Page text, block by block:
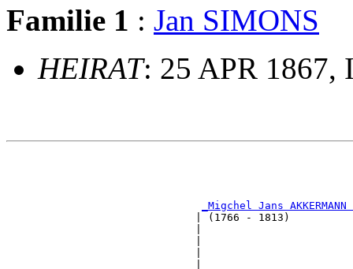
Familie 1 : Jan SIMONS
HEIRAT: 25 APR 1867,
_Migchel Jans AKKERMANN
| (1766 - 1813)